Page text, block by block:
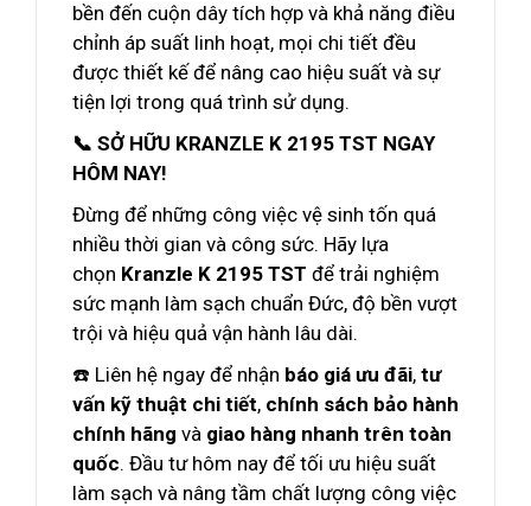
bền đến cuộn dây tích hợp và khả năng điều
chỉnh áp suất linh hoạt, mọi chi tiết đều
được thiết kế để nâng cao hiệu suất và sự
tiện lợi trong quá trình sử dụng.
📞 SỞ HỮU KRANZLE K 2195 TST NGAY
HÔM NAY!
Đừng để những công việc vệ sinh tốn quá
nhiều thời gian và công sức. Hãy lựa
chọn Kranzle K 2195 TST để trải nghiệm
sức mạnh làm sạch chuẩn Đức, độ bền vượt
trội và hiệu quả vận hành lâu dài.
☎️ Liên hệ ngay để nhận báo giá ưu đãi, tư
vấn kỹ thuật chi tiết, chính sách bảo hành
chính hãng và giao hàng nhanh trên toàn
quốc. Đầu tư hôm nay để tối ưu hiệu suất
làm sạch và nâng tầm chất lượng công việc